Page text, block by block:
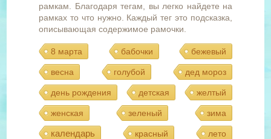
рамкам. Благодаря тегам, вы легко найдете на
рамках то что нужно. Каждый тег это подсказка,
описывающая содержимое рамочки.
8 марта бабочки бежевый
весна голубой дед мороз
день рождения детская желтый
женская зеленый зима
календарь красный лето